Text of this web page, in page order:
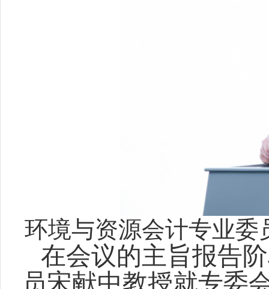
环境与资源会计专业委
在会议的主旨报告
员宋献中教授就专委